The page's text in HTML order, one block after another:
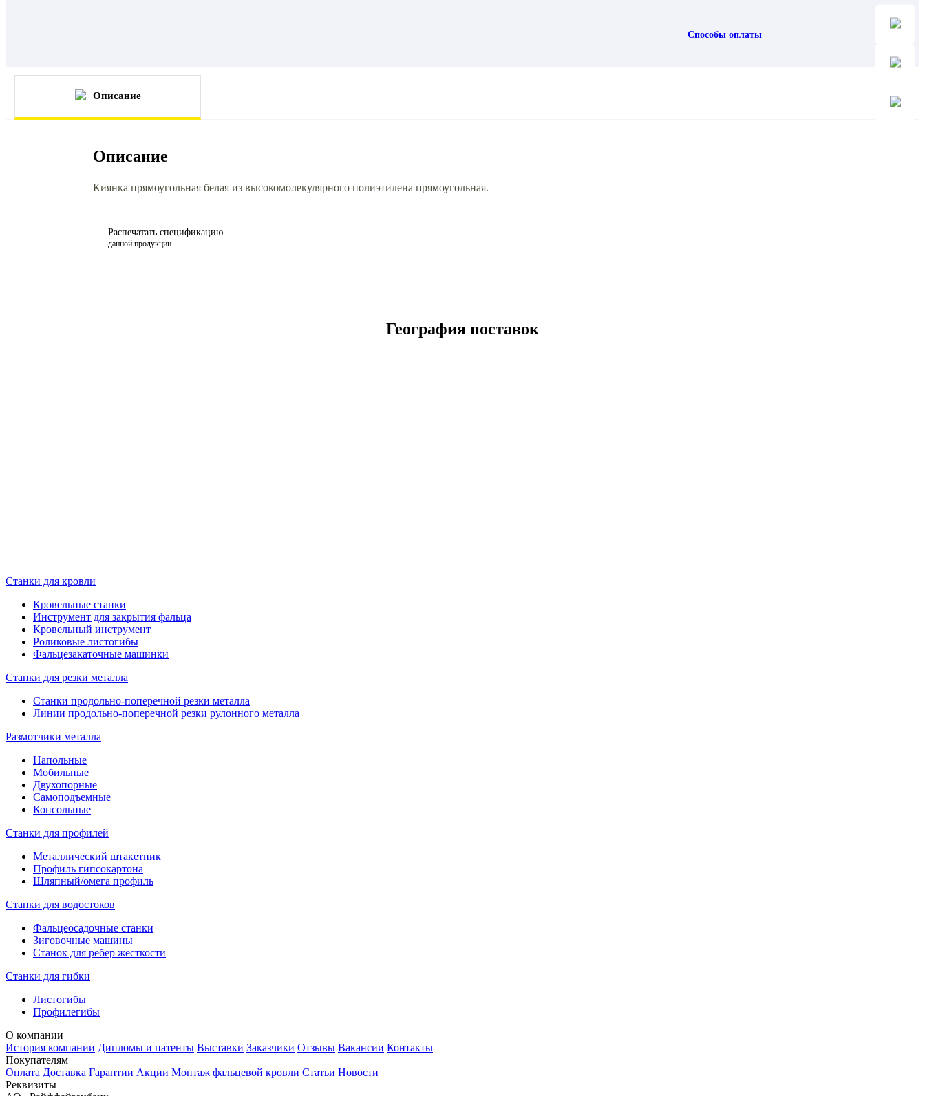
Способы оплаты
Описание
Описание
Киянка прямоугольная белая из высокомолекулярного полиэтилена прямоугольная.
Распечатать спецификацию
данной продукции
География поставок
Станки для кровли
Кровельные станки
Инструмент для закрытия фальца
Кровельный инструмент
Роликовые листогибы
Фальцезакаточные машинки
Станки для резки металла
Станки продольно-поперечной резки металла
Линии продольно-поперечной резки рулонного металла
Размотчики металла
Напольные
Мобильные
Двухопорные
Самоподъемные
Консольные
Станки для профилей
Металлический штакетник
Профиль гипсокартона
Шляпный/омега профиль
Станки для водостоков
Фальцеосадочные станки
Зиговочные машины
Станок для ребер жесткости
Станки для гибки
Листогибы
Профилегибы
О компании
История компании Дипломы и патенты Выставки Заказчики Отзывы Вакансии Контакты
Покупателям
Оплата Доставка Гарантии Акции Монтаж фальцевой кровли Статьи Новости
Реквизиты